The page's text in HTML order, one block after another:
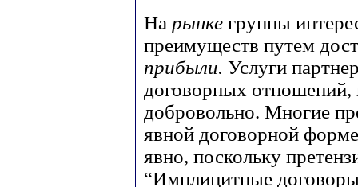
На рынке группы
преимуществ путем
прибыли. Услуги
договорных отношений,
добровольно. Многие
явной договорной
явно, поскольку
“Имплицитные